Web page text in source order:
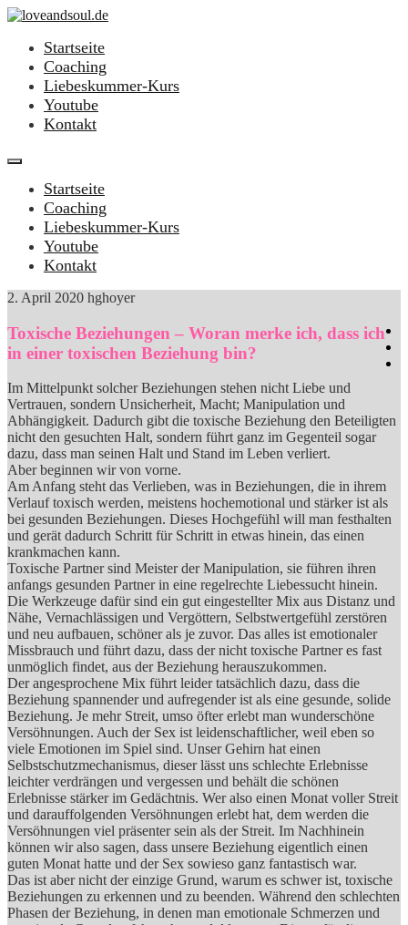
Startseite
Coaching
Liebeskummer-Kurs
Youtube
Kontakt
Startseite
Coaching
Liebeskummer-Kurs
Youtube
Kontakt
2. April 2020 hghoyer
Toxische Beziehungen – Woran merke ich, dass ich
in einer toxischen Beziehung bin?
Im Mittelpunkt solcher Beziehungen stehen nicht Liebe und
Vertrauen, sondern Unsicherheit, Macht; Manipulation und
Abhängigkeit. Dadurch gibt die toxische Beziehung den Beteiligten
nicht den gesuchten Halt, sondern führt ganz im Gegenteil sogar
dazu, dass man seinen Halt und Stand im Leben verliert.
Aber beginnen wir von vorne.
Am Anfang steht das Verlieben, was in Beziehungen, die in ihrem
Verlauf toxisch werden, meistens hochemotional und stärker ist als
bei gesunden Beziehungen. Dieses Hochgefühl will man festhalten
und gerät dadurch Schritt für Schritt in etwas hinein, das einen
krankmachen kann.
Toxische Partner sind Meister der Manipulation, sie führen ihren
anfangs gesunden Partner in eine regelrechte Liebessucht hinein.
Die Werkzeuge dafür sind ein gut eingestellter Mix aus Distanz und
Nähe, Vernachlässigen und Vergöttern, Selbstwertgefühl zerstören
und neu aufbauen, schöner als je zuvor. Das alles ist emotionaler
Missbrauch und führt dazu, dass der nicht toxische Partner es fast
unmöglich findet, aus der Beziehung herauszukommen.
Der angesprochene Mix führt leider tatsächlich dazu, dass die
Beziehung spannender und aufregender ist als eine gesunde, solide
Beziehung. Je mehr Streit, umso öfter erlebt man wunderschöne
Versöhnungen. Auch der Sex ist leidenschaftlicher, weil eben so
viele Emotionen im Spiel sind. Unser Gehirn hat einen
Selbstschutzmechanismus, dieser lässt uns schlechte Erlebnisse
leichter verdrängen und vergessen und behält die schönen
Erlebnisse stärker im Gedächtnis. Wer also einen Monat voller Streit
und darauffolgenden Versöhnungen erlebt hat, dem werden die
Versöhnungen viel präsenter sein als der Streit. Im Nachhinein
können wir also sagen, dass unsere Beziehung eigentlich einen
guten Monat hatte und der Sex sowieso ganz fantastisch war.
Das ist aber nicht der einzige Grund, warum es schwer ist, toxische
Beziehungen zu erkennen und zu beenden. Während den schlechten
Phasen der Beziehung, in denen man emotionale Schmerzen und